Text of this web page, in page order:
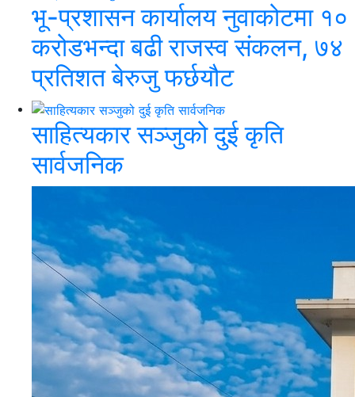
भू-प्रशासन कार्यालय नुवाकोटमा १०
करोडभन्दा बढी राजस्व संकलन, ७४
प्रतिशत बेरुजु फर्छयौट
साहित्यकार सञ्जुको दुई कृति
सार्वजनिक